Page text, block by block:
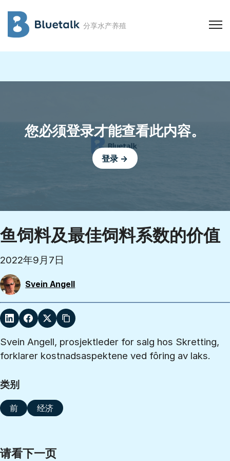
分享水产养殖
您必须登录才能查看此内容。
登录 →
鱼饲料及最佳饲料系数的价值
2022年9月7日
Svein Angell
请看下一页
Svein Angell, prosjektleder for salg hos Skretting,
forklarer kostnadsaspektene ved fôring av laks.
类别
前 经济